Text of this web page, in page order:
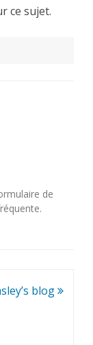
ce sujet.
de
blog